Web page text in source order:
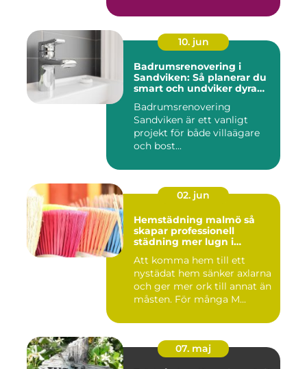
10. jun
Badrumsrenovering i
Sandviken: Så planerar du
smart och undviker dyra
Badrumsrenovering
Sandviken är ett vanligt
projekt för både villaägare
och bost...
02. jun
Hemstädning malmö så
skapar professionell
städning mer lugn i
Att komma hem till ett
nystädat hem sänker axlarna
och ger mer ork till annat än
måsten. För många M...
07. maj